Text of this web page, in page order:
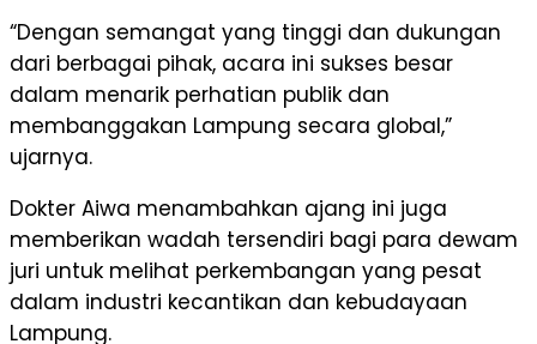
“Dengan semangat yang tinggi dan dukungan
dari berbagai pihak, acara ini sukses besar
dalam menarik perhatian publik dan
membanggakan Lampung secara global,”
ujarnya.
Dokter Aiwa menambahkan ajang ini juga
memberikan wadah tersendiri bagi para dewam
juri untuk melihat perkembangan yang pesat
dalam industri kecantikan dan kebudayaan
Lampung.